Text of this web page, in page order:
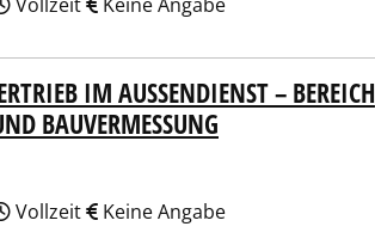
IM AUSSENDIENST – BEREICH M
BAUVERMESSUNG
Vollzeit Keine Angabe